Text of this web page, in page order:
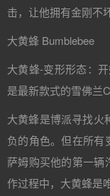
击，让他拥有金刚不
大黄蜂 Bumblebee
大黄蜂-变形形态：
是最新款式的雪佛兰
大黄蜂是博派寻找火
负的角色。但在所有
萨姆购买他的第一辆
作过程中，大黄蜂是